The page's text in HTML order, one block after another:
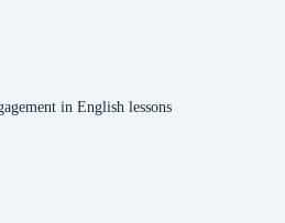
in English lessons